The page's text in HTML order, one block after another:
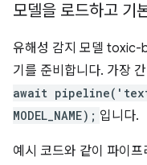
모델을 로드하고 기
유해성 감지 모델 toxic-
기를 준비합니다. 가장
await
MODEL_NAME); 입니다.
예시 코드와 같이 파이